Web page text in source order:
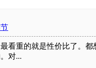
重的就是性价比了。都
对...